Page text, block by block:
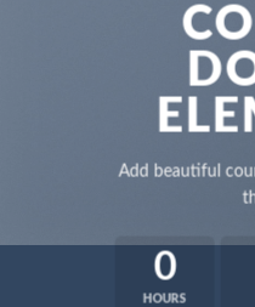
Add beautiful
0
HOURS